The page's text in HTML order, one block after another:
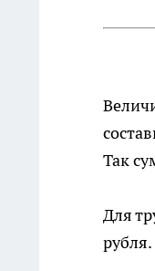
Так
Для